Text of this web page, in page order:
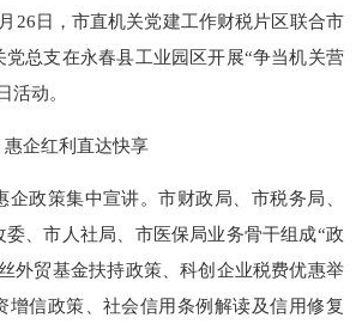
26日，市直机关党建工作财税片区联合市
总支在永春县工业园区开展“争当机关营
活动。
企红利直达快享
政策集中宣讲。市财政局、市税务局、
、市人社局、市医保局业务骨干组成“政
外贸基金扶持政策、科创企业税费优惠举
增信政策、社会信用条例解读及信用修复